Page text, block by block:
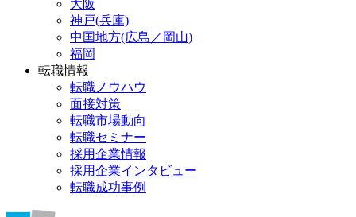
大阪
神戸(兵庫)
中国地方(広島／岡山)
福岡
転職情報
転職ノウハウ
面接対策
転職市場動向
転職セミナー
採用企業情報
採用企業インタビュー
転職成功事例